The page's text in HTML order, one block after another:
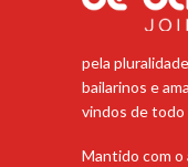
pela
bailarinos e
vindos de todo
Mantido com